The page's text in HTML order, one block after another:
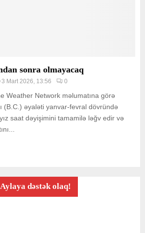
sonra olmayacaq
3 Mart 2026, 13:56 0
Weather Network məlumatına görə
(B.C.) əyaləti yanvar-fevral dövründə
saat dəyişimini tamamilə ləğv edir və
Aylaya dəstək olaq!